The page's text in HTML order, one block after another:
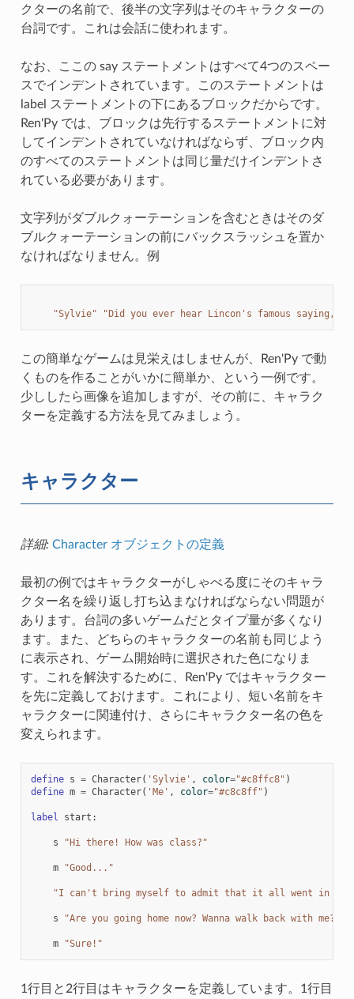
クターの名前で、後半の文字列はそのキャラクターの
台詞です。これは会話に使われます。
なお、ここの say ステートメントはすべて4つのスペー
スでインデントされています。このステートメントは
label ステートメントの下にあるブロックだからです。
Ren'Py では、ブロックは先行するステートメントに対
してインデントされていなければならず、ブロック内
のすべてのステートメントは同じ量だけインデントさ
れている必要があります。
文字列がダブルクォーテーションを含むときはそのダ
ブルクォーテーションの前にバックスラッシュを置か
なければなりません。例
"Sylvie" "Did you ever hear Lincon's famous saying,
この簡単なゲームは見栄えはしませんが、Ren'Py で動
くものを作ることがいかに簡単か、という一例です。
少ししたら画像を追加しますが、その前に、キャラク
ターを定義する方法を見てみましょう。
キャラクター
詳細: Character オブジェクトの定義
最初の例ではキャラクターがしゃべる度にそのキャラ
クター名を繰り返し打ち込まなければならない問題が
あります。台詞の多いゲームだとタイプ量が多くなり
ます。また、どちらのキャラクターの名前も同じよう
に表示され、ゲーム開始時に選択された色になりま
す。これを解決するために、Ren'Py ではキャラクター
を先に定義しておけます。これにより、短い名前をキ
ャラクターに関連付け、さらにキャラクター名の色を
変えられます。
define s = Character( 'Sylvie' , color="#c8ffc8" )
define m = Character( 'Me' , color="#c8c8ff" )
label start :
s "Hi there! How was class?"
m "Good..."
"I can't bring myself to admit that it all went in one
s "Are you going home now? Wanna walk back with me?"
m "Sure!"
1行目と2行目はキャラクターを定義しています。1行目